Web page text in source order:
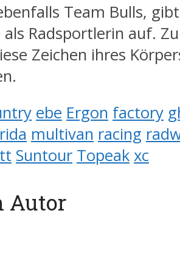
Team Bulls,
als Radsportlerin auf.
Zeichen ihres
ebe Ergon factory
multivan racing
Suntour Topeak xc
Autor